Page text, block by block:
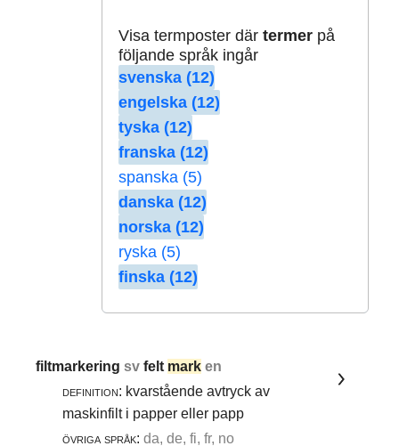
Visa termposter där termerpå
följande språk ingår
svenska (12)
engelska (12)
tyska (12)
franska (12)
spanska (5)
danska (12)
norska (12)
ryska (5)
finska (12)
filtmarkeringsvfelt mark en
definition: kvarstående avtryck av
maskinfilt i papper eller papp
övriga språk: da, de, fi, fr, no